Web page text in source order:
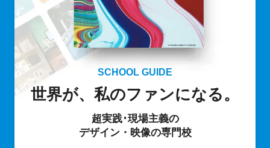
SCHOOL GUIDE
世界が、私のファンになる。
超実践･現場主義の
デザイン・映像の専門校